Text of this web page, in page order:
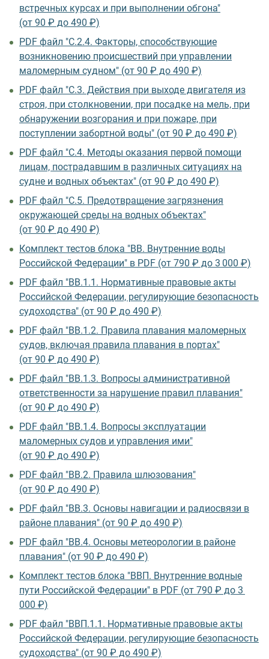
встречных курсах и при выполнении обгона"
(от 90 ₽ до 490 ₽)
PDF файл "С.2.4. Факторы, способствующие
возникновению происшествий при управлении
маломерным судном" (от 90 ₽ до 490 ₽)
PDF файл "С.3. Действия при выходе двигателя из
строя, при столкновении, при посадке на мель, при
обнаружении возгорания и при пожаре, при
поступлении забортной воды" (от 90 ₽ до 490 ₽)
PDF файл "С.4. Методы оказания первой помощи
лицам, пострадавшим в различных ситуациях на
судне и водных объектах" (от 90 ₽ до 490 ₽)
PDF файл "С.5. Предотвращение загрязнения
окружающей среды на водных объектах"
(от 90 ₽ до 490 ₽)
Комплект тестов блока "ВВ. Внутренние воды
Российской Федерации" в PDF (от 790 ₽ до 3 000 ₽)
PDF файл "ВВ.1.1. Нормативные правовые акты
Российской Федерации, регулирующие безопасность
судоходства" (от 90 ₽ до 490 ₽)
PDF файл "ВВ.1.2. Правила плавания маломерных
судов, включая правила плавания в портах"
(от 90 ₽ до 490 ₽)
PDF файл "ВВ.1.3. Вопросы административной
ответственности за нарушение правил плавания"
(от 90 ₽ до 490 ₽)
PDF файл "ВВ.1.4. Вопросы эксплуатации
маломерных судов и управления ими"
(от 90 ₽ до 490 ₽)
PDF файл "ВВ.2. Правила шлюзования"
(от 90 ₽ до 490 ₽)
PDF файл "ВВ.3. Основы навигации и радиосвязи в
районе плавания" (от 90 ₽ до 490 ₽)
PDF файл "ВВ.4. Основы метеорологии в районе
плавания" (от 90 ₽ до 490 ₽)
Комплект тестов блока "ВВП. Внутренние водные
пути Российской Федерации" в PDF (от 790 ₽ до 3
000 ₽)
PDF файл "ВВП.1.1. Нормативные правовые акты
Российской Федерации, регулирующие безопасность
судоходства" (от 90 ₽ до 490 ₽)